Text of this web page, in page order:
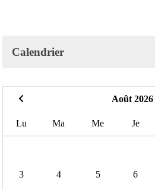
Calendrier
Août 2026
Lu Ma Me Je
3 4 5 6